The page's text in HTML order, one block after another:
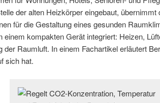
der alten Heizkörper eingebaut,
für die Gestaltung eines gesunden
einem kompakten Gerät integriert: Heizen,
der Raumluft. In einem Fachartikel erläutert
sich hat.